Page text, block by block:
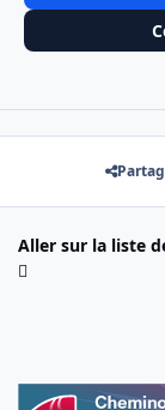
Aller sur la liste